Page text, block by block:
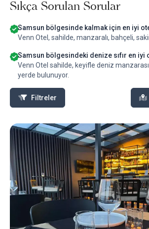
Sıkça Sorulan Sorular
Samsun bölgesinde kalmak için en iyi
Venn Otel, sahilde, manzaralı, bahçeli,
Samsun bölgesindeki denize sıfır en
Venn Otel sahilde, keyifle deniz
yerde bulunuyor.
Filtreler